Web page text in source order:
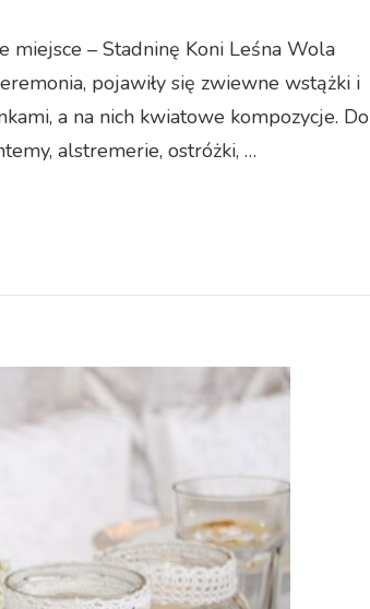
– Stadninę Koni Leśna Wola
pojawiły się zwiewne wstążki i
a na nich kwiatowe kompozycje. Do
alstremerie, ostróżki, …